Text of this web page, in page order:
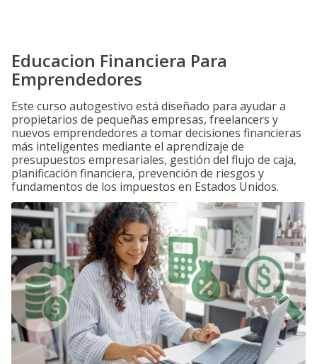
Educacion Financiera Para
Emprendedores
Este curso autogestivo está diseñado para ayudar a
propietarios de pequeñas empresas, freelancers y
nuevos emprendedores a tomar decisiones financieras
más inteligentes mediante el aprendizaje de
presupuestos empresariales, gestión del flujo de caja,
planificación financiera, prevención de riesgos y
fundamentos de los impuestos en Estados Unidos.